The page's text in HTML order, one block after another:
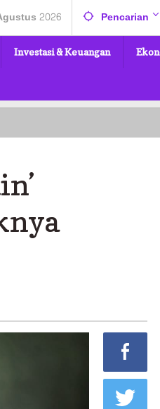
2026 Pencarian
Investasi & Keuangan